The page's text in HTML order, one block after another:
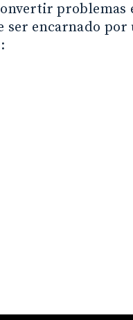
problemas
encarnado por